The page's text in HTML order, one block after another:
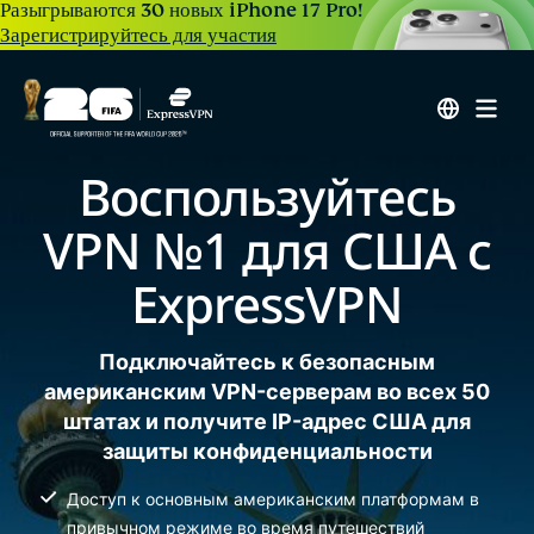
Разыгрываются 30 новых iPhone 17 Pro!
Зарегистрируйтесь для участия
Воспользуйтесь
VPN №1 для США с
ExpressVPN
Подключайтесь к безопасным
американским VPN-серверам во всех 50
штатах и получите IP-адрес США для
защиты конфиденциальности
Доступ к основным американским платформам в
привычном режиме во время путешествий